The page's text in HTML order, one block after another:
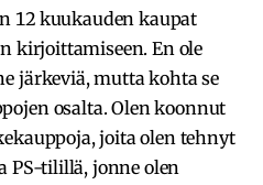
12 kuukauden kaupat
kirjoittamiseen. En ole
järkeviä, mutta kohta se
osalta. Olen koonnut
joita olen tehnyt
PS-tilillä, jonne olen